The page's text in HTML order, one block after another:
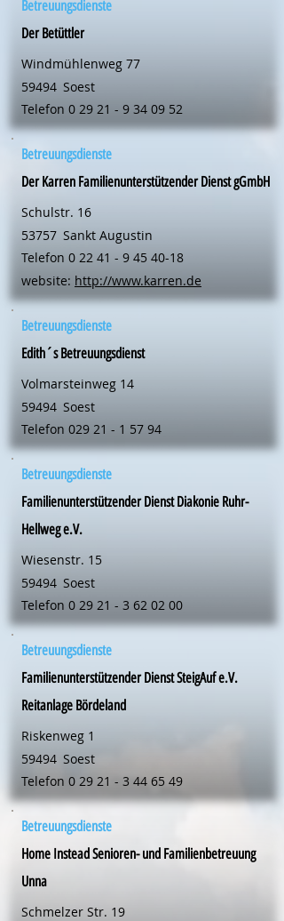
Betreuungsdienste
Der Betüttler
Windmühlenweg 77
59494 Soest
Telefon 0 29 21 - 9 34 09 52
Betreuungsdienste
Der Karren Familienunterstützender Dienst gGmbH
Schulstr. 16
53757 Sankt Augustin
Telefon 0 22 41 - 9 45 40-18
website: http://www.karren.de
Betreuungsdienste
Edith´s Betreuungsdienst
Volmarsteinweg 14
59494 Soest
Telefon 029 21 - 1 57 94
Betreuungsdienste
Familienunterstützender Dienst Diakonie Ruhr-
Hellweg e.V.
Wiesenstr. 15
59494 Soest
Telefon 0 29 21 - 3 62 02 00
Betreuungsdienste
Familienunterstützender Dienst SteigAuf e.V.
Reitanlage Bördeland
Riskenweg 1
59494 Soest
Telefon 0 29 21 - 3 44 65 49
Betreuungsdienste
Home Instead Senioren- und Familienbetreuung
Unna
Schmelzer Str. 19